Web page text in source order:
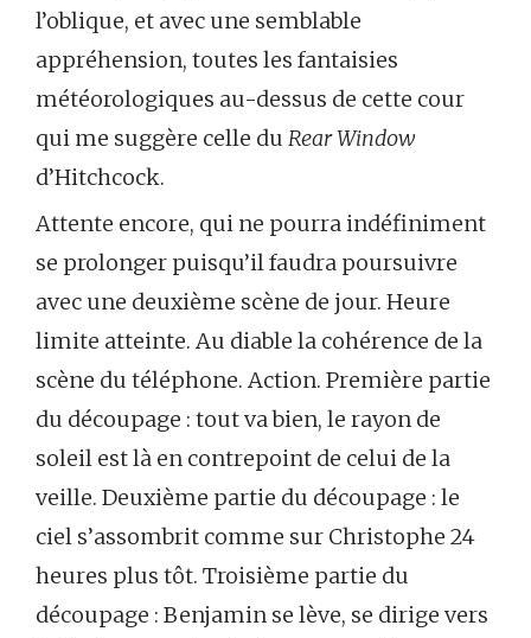
l’oblique, et avec une semblable
appréhension, toutes les fantaisies
météorologiques au-dessus de cette cour
qui me suggère celle du Rear Window
d’Hitchcock.
Attente encore, qui ne pourra indéfiniment
se prolonger puisqu’il faudra poursuivre
avec une deuxième scène de jour. Heure
limite atteinte. Au diable la cohérence de la
scène du téléphone. Action. Première partie
du découpage : tout va bien, le rayon de
soleil est là en contrepoint de celui de la
veille. Deuxième partie du découpage : le
ciel s’assombrit comme sur Christophe 24
heures plus tôt. Troisième partie du
découpage : Benjamin se lève, se dirige vers